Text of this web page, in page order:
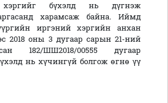
хэргийг бүхэлд нь дүгнэж
харамсаж байна. Иймд
иргэний хэргийн анхан
2018 оны 3 дугаар сарын 21-ний
182/ШШ2018/00555 дугаар
нь хүчингүй болгож өгнө үү